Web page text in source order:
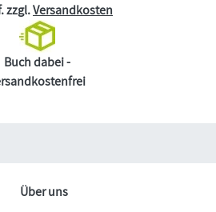
zzgl.Versandkosten
Buch dabei -
Über uns